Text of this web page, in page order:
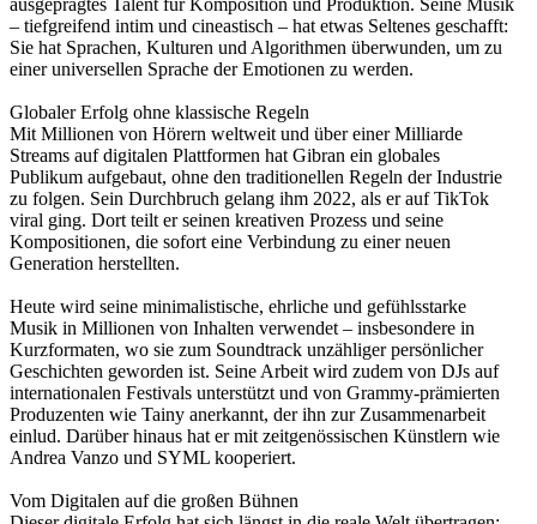
ausgeprägtes Talent für Komposition und Produktion. Seine Musik
– tiefgreifend intim und cineastisch – hat etwas Seltenes geschafft:
Sie hat Sprachen, Kulturen und Algorithmen überwunden, um zu
einer universellen Sprache der Emotionen zu werden.
Globaler Erfolg ohne klassische Regeln
Mit Millionen von Hörern weltweit und über einer Milliarde
Streams auf digitalen Plattformen hat Gibran ein globales
Publikum aufgebaut, ohne den traditionellen Regeln der Industrie
zu folgen. Sein Durchbruch gelang ihm 2022, als er auf TikTok
viral ging. Dort teilt er seinen kreativen Prozess und seine
Kompositionen, die sofort eine Verbindung zu einer neuen
Generation herstellten.
Heute wird seine minimalistische, ehrliche und gefühlsstarke
Musik in Millionen von Inhalten verwendet – insbesondere in
Kurzformaten, wo sie zum Soundtrack unzähliger persönlicher
Geschichten geworden ist. Seine Arbeit wird zudem von DJs auf
internationalen Festivals unterstützt und von Grammy-prämierten
Produzenten wie Tainy anerkannt, der ihn zur Zusammenarbeit
einlud. Darüber hinaus hat er mit zeitgenössischen Künstlern wie
Andrea Vanzo und SYML kooperiert.
Vom Digitalen auf die großen Bühnen